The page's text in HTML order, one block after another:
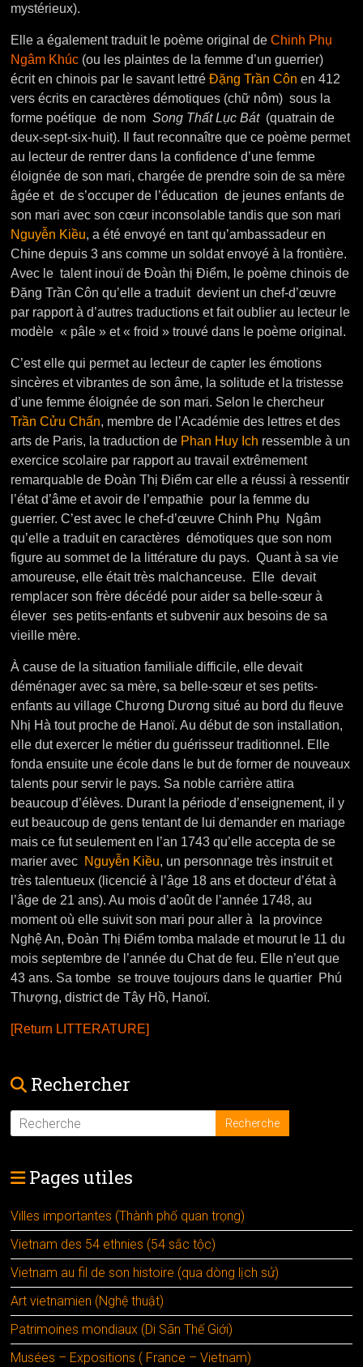
mystérieux).
Elle a également traduit le poème original deChinh Phụ
Ngâm Khúc (ou les plaintes de la femme d’un guerrier)
écrit en chinois par le savant lettréĐặng Trần Côn en 412
vers écrits en caractères démotiques (chữ nôm) sous la
forme poétique de nomSong Thất Lục Bát(quatrain de
deux-sept-six-huit). Il faut reconnaître que ce poème permet
au lecteur de rentrer dans la confidence d’une femme
éloignée de son mari, chargée de prendre soin de sa mère
âgée et de s’occuper de l’éducation de jeunes enfants de
son mari avec son cœur inconsolable tandis que son mari
Nguyễn Kiều, a été envoyé en tant qu’ambassadeur en
Chine depuis 3 ans comme un soldat envoyé à la frontière.
Avec le talent inouï de Đoàn thị Điểm, le poème chinois de
Đặng Trần Côn qu’elle a traduit devient un chef-d’œuvre
par rapport à d’autres traductions et fait oublier au lecteur le
modèle « pâle » et « froid » trouvé dans le poème original.
C’est elle qui permet au lecteur de capter les émotions
sincères et vibrantes de son âme, la solitude et la tristesse
d’une femme éloignée de son mari. Selon le chercheur
Trần Cửu Chấn, membre de l’Académie des lettres et des
arts de Paris, la traduction de Phan Huy Ich ressemble à un
exercice scolaire par rapport au travail extrêmement
remarquable de Đoàn Thị Điểm car elle a réussi à ressentir
l’état d’âme et avoir de l’empathie pour la femme du
guerrier. C’est avec le chef-d’œuvre Chinh Phụ Ngâm
qu’elle a traduit en caractères démotiques que son nom
figure au sommet de la littérature du pays. Quant à sa vie
amoureuse, elle était très malchanceuse. Elle devait
remplacer son frère décédé pour aider sa belle-sœur à
élever ses petits-enfants et subvenir aux besoins de sa
vieille mère.
À cause de la situation familiale difficile, elle devait
déménager avec sa mère, sa belle-sœur et ses petits-
enfants au village Chương Dương situé au bord du fleuve
Nhị Hà tout proche de Hanoï. Au début de son installation,
elle dut exercer le métier du guérisseur traditionnel. Elle
fonda ensuite une école dans le but de former de nouveaux
talents pour servir le pays. Sa noble carrière attira
beaucoup d’élèves. Durant la période d’enseignement, il y
eut beaucoup de gens tentant de lui demander en mariage
mais ce fut seulement en l’an 1743 qu’elle accepta de se
marier avec Nguyễn Kiều, un personnage très instruit et
très talentueux (licencié à l’âge 18 ans et docteur d’état à
l’âge de 21 ans). Au mois d’août de l’année 1748, au
moment où elle suivit son mari pour aller à la province
Nghệ An, Đoàn Thị Điểm tomba malade et mourut le 11 du
mois septembre de l’année du Chat de feu. Elle n’eut que
43 ans. Sa tombe se trouve toujours dans le quartier Phú
Thượng, district de Tây Hồ, Hanoï.
[Return LITTERATURE]
Rechercher
Pages utiles
Villes importantes (Thành phố quan trọng)
Vietnam des 54 ethnies (54 sắc tộc)
Vietnam au fil de son histoire (qua dòng lịch sử)
Art vietnamien (Nghệ thuật)
Patrimoines mondiaux (Di Sãn Thế Giới)
Musées – Expositions ( France – Vietnam)